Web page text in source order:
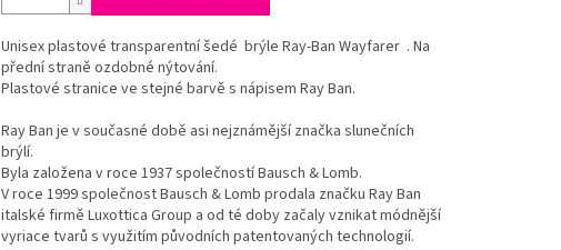
Unisex plastové transparentní šedé brýle Ray-Ban Wayfarer . Na
přední straně ozdobné nýtování.
Plastové stranice ve stejné barvě s nápisem Ray Ban.
Ray Ban je v současné době asi nejznámější značka slunečních
brýlí.
Byla založena v roce 1937 společností Bausch & Lomb.
V roce 1999 společnost Bausch & Lomb prodala značku Ray Ban
italské firmě Luxottica Group a od té doby začaly vznikat módnější
vyriace tvarů s využitím původních patentovaných technologií.